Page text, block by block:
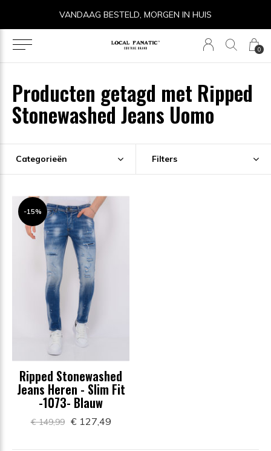
0
VANDAAG BESTELD, MORGEN IN HUIS
Producten getagd met Ripped
Stonewashed Jeans Uomo
Categorieën Filters
-15%
Ripped Stonewashed
Jeans Heren - Slim Fit
-1073- Blauw
€ 149,99 € 127,49